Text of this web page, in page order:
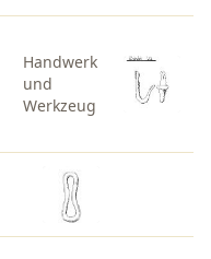
Handwerk
und
Werkzeug